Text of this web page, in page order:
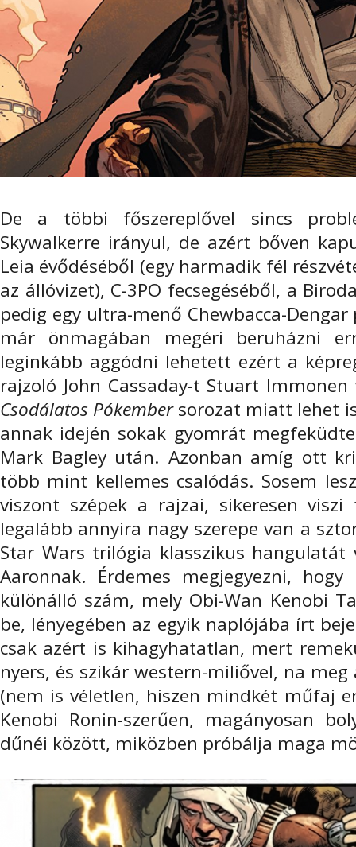
De a többi főszereplővel sincs
Skywalkerre irányul, de azért bőven
Leia évődéséből (egy harmadik fél
az állóvizet), C-3PO fecsegéséből, a
pedig egy ultra-menő Chewbacca-
már önmagában megéri beruházni
leginkább aggódni lehetett ezért a
rajzoló John Cassaday-t Stuart
Csodálatos Pókembersorozat miatt lehet
annak idején sokak gyomrát
Mark Bagley után. Azonban amíg ott
több mint kellemes csalódás. Sosem
viszont szépek a rajzai, sikeresen
legalább annyira nagy szerepe van a
Star Wars trilógia klasszikus hangulatát
Aaronnak. Érdemes megjegyezni,
különálló szám, mely Obi-Wan Kenobi
be, lényegében az egyik naplójába írt
csak azért is kihagyhatatlan, mert
nyers, és szikár western-miliővel, na
(nem is véletlen, hiszen mindkét műfaj
Kenobi Ronin-szerűen, magányosan
dűnéi között, miközben próbálja maga